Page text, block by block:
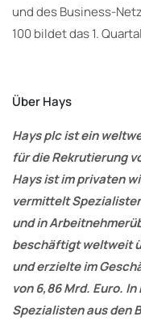
und des Business-
100 bildet das 1.
Über Hays
Hays plc ist ein
für die Rekrutierung
Hays ist im privaten
vermittelt
und in
beschäftigt weltweit
und erzielte im
von 6,86 Mrd. Euro.
Spezialisten aus den